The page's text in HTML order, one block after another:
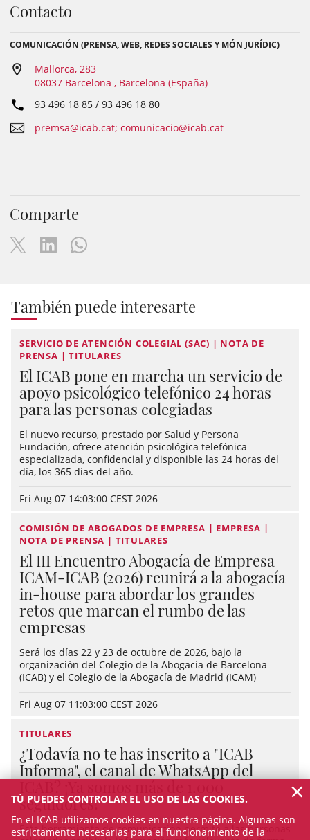
Contacto
COMUNICACIÓN (PRENSA, WEB, REDES SOCIALES Y MÓN JURÍDIC)
Mallorca, 283
08037 Barcelona , Barcelona (España)
93 496 18 85 / 93 496 18 80
premsa@icab.cat; comunicacio@icab.cat
Comparte
También puede interesarte
SERVICIO DE ATENCIÓN COLEGIAL (SAC) | NOTA DE
PRENSA | TITULARES
El ICAB pone en marcha un servicio de
apoyo psicológico telefónico 24 horas
para las personas colegiadas
El nuevo recurso, prestado por Salud y Persona
Fundación, ofrece atención psicológica telefónica
especializada, confidencial y disponible las 24 horas del
día, los 365 días del año.
Fri Aug 07 14:03:00 CEST 2026
COMISIÓN DE ABOGADOS DE EMPRESA | EMPRESA |
NOTA DE PRENSA | TITULARES
El III Encuentro Abogacía de Empresa
ICAM-ICAB (2026) reunirá a la abogacía
in-house para abordar los grandes
retos que marcan el rumbo de las
empresas
Será los días 22 y 23 de octubre de 2026, bajo la
organización del Colegio de la Abogacía de Barcelona
(ICAB) y el Colegio de la Abogacía de Madrid (ICAM)
Fri Aug 07 11:03:00 CEST 2026
TITULARES
¿Todavía no te has inscrito a "ICAB
Informa", el canal de WhatsApp del
seguidores!
Esta herramienta de comunicación permite a las personas
TÚ PUEDES CONTROLAR EL USO DE LAS COOKIES.
En el ICAB utilizamos cookies en nuestra página. Algunas son
estrictamente necesarias para el funcionamiento de la
×